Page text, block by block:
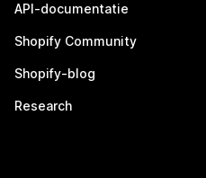
API-documentatie
Shopify Community
Shopify-blog
Research